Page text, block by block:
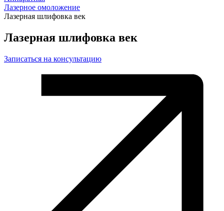
Лазерное омоложение
Лазерная шлифовка век
Лазерная шлифовка век
Записаться на консультацию